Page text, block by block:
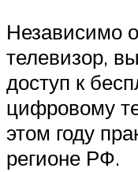
Независимо
телевизор,
доступ к
цифровому
этом году
регионе РФ.